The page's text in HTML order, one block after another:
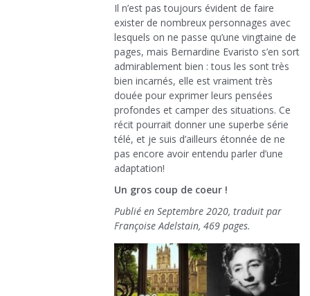
Il n’est pas toujours évident de faire
exister de nombreux personnages avec
lesquels on ne passe qu’une vingtaine de
pages, mais Bernardine Evaristo s’en sort
admirablement bien : tous les sont très
bien incarnés, elle est vraiment très
douée pour exprimer leurs pensées
profondes et camper des situations. Ce
récit pourrait donner une superbe série
télé, et je suis d’ailleurs étonnée de ne
pas encore avoir entendu parler d’une
adaptation!
Un gros coup de coeur !
Publié en Septembre 2020, traduit par
Françoise Adelstain, 469 pages.